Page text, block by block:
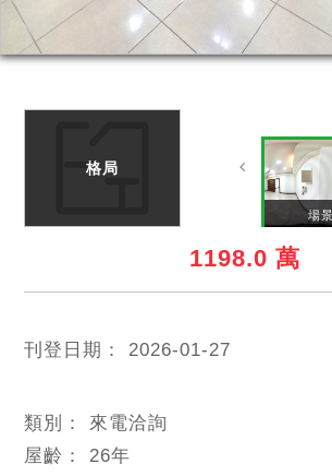
格局
場
1198.0 萬
刊登日期： 2026-01-27
類別： 來電洽詢
屋齡： 26年